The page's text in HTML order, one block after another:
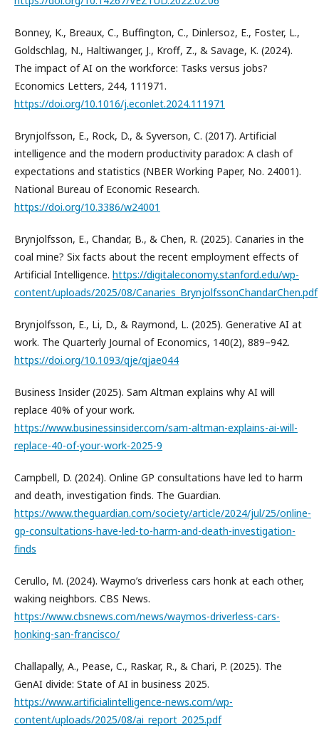
Bonney, K., Breaux, C., Buffington, C., Dinlersoz, E., Foster, L.,
Goldschlag, N., Haltiwanger, J., Kroff, Z., & Savage, K. (2024).
The impact of AI on the workforce: Tasks versus jobs?
Economics Letters, 244, 111971.
https://doi.org/10.1016/j.econlet.2024.111971
Brynjolfsson, E., Rock, D., & Syverson, C. (2017). Artificial
intelligence and the modern productivity paradox: A clash of
expectations and statistics (NBER Working Paper, No. 24001).
National Bureau of Economic Research.
https://doi.org/10.3386/w24001
Brynjolfsson, E., Chandar, B., & Chen, R. (2025). Canaries in the
coal mine? Six facts about the recent employment effects of
Artificial Intelligence. https://digitaleconomy.stanford.edu/wp-
content/uploads/2025/08/Canaries_BrynjolfssonChandarChen.pdf
Brynjolfsson, E., Li, D., & Raymond, L. (2025). Generative AI at
work. The Quarterly Journal of Economics, 140(2), 889–942.
https://doi.org/10.1093/qje/qjae044
Business Insider (2025). Sam Altman explains why AI will
replace 40% of your work.
https://www.businessinsider.com/sam-altman-explains-ai-will-
replace-40-of-your-work-2025-9
Campbell, D. (2024). Online GP consultations have led to harm
and death, investigation finds. The Guardian.
https://www.theguardian.com/society/article/2024/jul/25/online-
gp-consultations-have-led-to-harm-and-death-investigation-
finds
Cerullo, M. (2024). Waymo’s driverless cars honk at each other,
waking neighbors. CBS News.
https://www.cbsnews.com/news/waymos-driverless-cars-
honking-san-francisco/
Challapally, A., Pease, C., Raskar, R., & Chari, P. (2025). The
GenAI divide: State of AI in business 2025.
https://www.artificialintelligence-news.com/wp-
content/uploads/2025/08/ai_report_2025.pdf